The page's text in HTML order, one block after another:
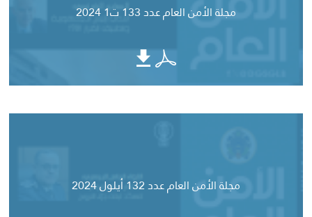
مجلة الأمن العام عدد 133 ت1 2024
مجلة الأمن العام عدد 132 أيلول 2024